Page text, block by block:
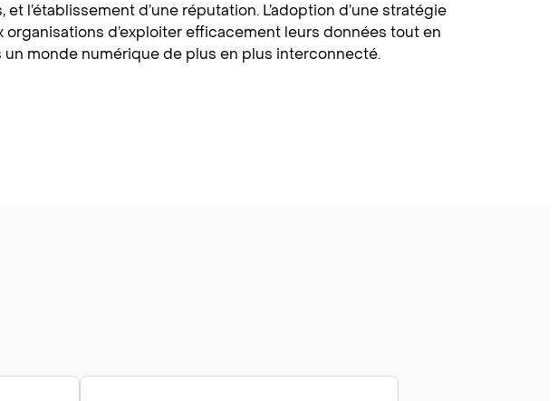
l’établissement d’une réputation. L’adoption d’une stratégie
d’exploiter efficacement leurs données tout en
monde numérique de plus en plus interconnecté.